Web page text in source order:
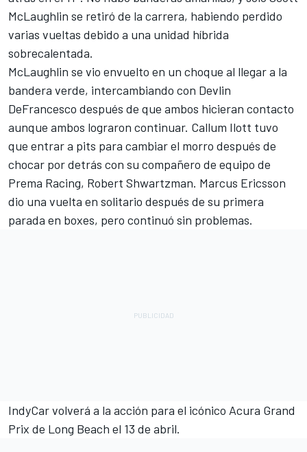
McLaughlin se retiró de la carrera, habiendo perdido
varias vueltas debido a una unidad híbrida
sobrecalentada.
McLaughlin se vio envuelto en un choque al llegar a la
bandera verde, intercambiando con Devlin
DeFrancesco después de que ambos hicieran contacto
aunque ambos lograron continuar. Callum Ilott tuvo
que entrar a pits para cambiar el morro después de
chocar por detrás con su compañero de equipo de
Prema Racing, Robert Shwartzman. Marcus Ericsson
dio una vuelta en solitario después de su primera
parada en boxes, pero continuó sin problemas.
IndyCar volverá a la acción para el icónico Acura Grand
Prix de Long Beach el 13 de abril.